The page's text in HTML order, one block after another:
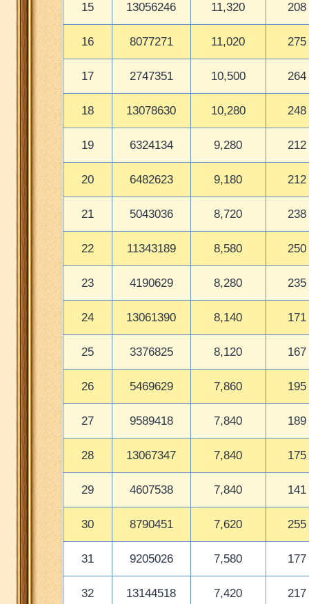
15 13056246 11,320 208
16 8077271 11,020 275
17 2747351 10,500 264
18 13078630 10,280 248
19 6324134 9,280 212
20 6482623 9,180 212
21 5043036 8,720 238
22 11343189 8,580 250
23 4190629 8,280 235
24 13061390 8,140 171
25 3376825 8,120 167
26 5469629 7,860 195
27 9589418 7,840 189
28 13067347 7,840 175
29 4607538 7,840 141
30 8790451 7,620 255
31 9205026 7,580 177
32 13144518 7,420 217